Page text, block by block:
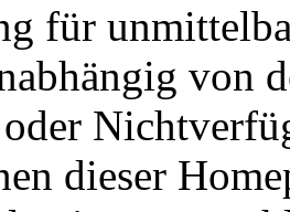
für
von
dieser